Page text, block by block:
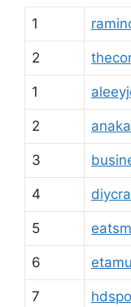
1
2
1
2
3
4
5
6
7